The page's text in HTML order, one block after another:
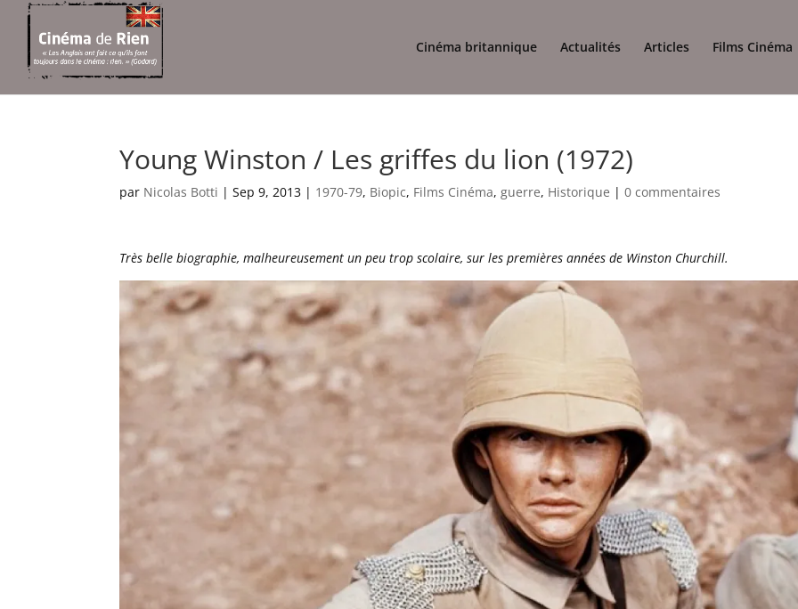
Cinéma britannique Actualités Articles Films Cinéma
Young Winston / Les griffes du lion (1972)
par Nicolas Botti |Sep 9, 2013 | 1970-79, Biopic, Films Cinéma,guerre, Historique |0 commentaires
Très belle biographie, malheureusement un peu trop scolaire, sur les premières années de Winston Churchill.